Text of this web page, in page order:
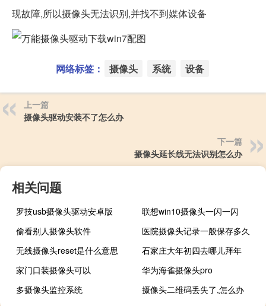
现故障,所以摄像头无法识别,并找不到媒体设备
网络标签： 摄像头 系统 设备
上一篇
摄像头驱动安装不了怎么办
下一篇
摄像头延长线无法识别怎么办
相关问题
罗技usb摄像头驱动安卓版
联想win10摄像头一闪一闪
偷看别人摄像头软件
医院摄像头记录一般保存多久
无线摄像头reset是什么意思
石家庄大年初四去哪儿拜年
家门口装摄像头可以
华为海雀摄像头pro
多摄像头监控系统
摄像头二维码丢失了,怎么办